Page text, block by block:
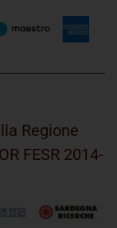
Regione
FESR 2014-